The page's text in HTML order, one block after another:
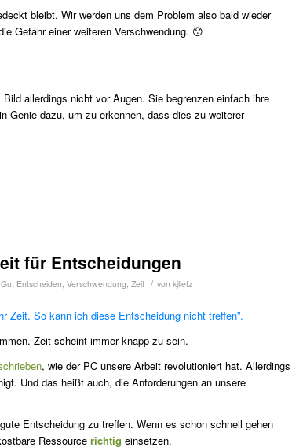
bleibt. Wir werden uns dem Problem also bald wieder
Gefahr einer weiteren Verschwendung. 😯
allerdings nicht vor Augen. Sie begrenzen einfach ihre
Genie dazu, um zu erkennen, dass dies zu weiterer
für Entscheidungen
Gut Entscheiden Verschwendung Zeit / von kjlietz
Zeit. So kann ich diese Entscheidung nicht treffen”.
Zeit scheint immer knapp zu sein.
, wie der PC unsere Arbeit revolutioniert hat. Allerdings
Und das heißt auch, die Anforderungen an unsere
Entscheidung zu treffen. Wenn es schon schnell gehen
Ressource richtig einsetzen.